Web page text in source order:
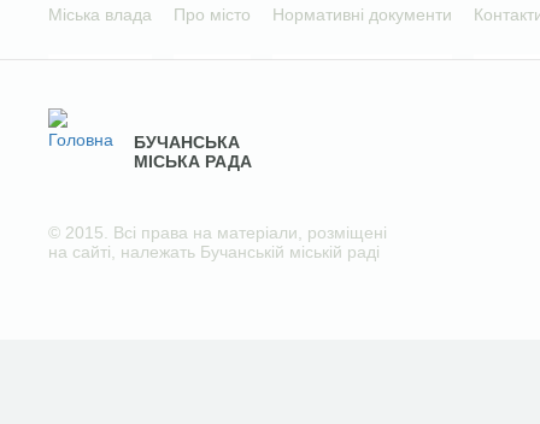
Міська влада Про місто Нормативні документи
БУЧАНСЬКА
МІСЬКА РАДА
© 2015. Всі права на матеріали, розміщені
на сайті, належать Бучанській міській раді